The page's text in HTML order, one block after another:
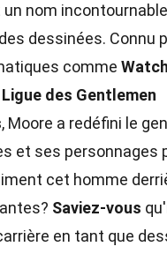
un nom
dessinées. Connu
comme
Ligue des Gentlemen
, Moore a redéfini le
et ses personnages
cet homme
Saviez-vous
en tant que